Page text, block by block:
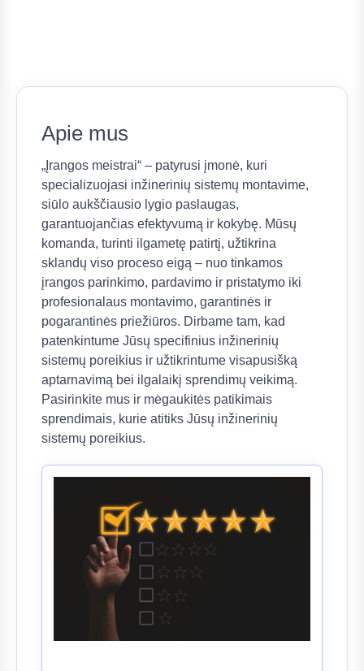
Apie mus
„Įrangos meistrai“ – patyrusi įmonė, kuri
specializuojasi inžinerinių sistemų montavime,
siūlo aukščiausio lygio paslaugas,
garantuojančias efektyvumą ir kokybę. Mūsų
komanda, turinti ilgametę patirtį, užtikrina
sklandų viso proceso eigą – nuo tinkamos
įrangos parinkimo, pardavimo ir pristatymo iki
profesionalaus montavimo, garantinės ir
pogarantinės priežiūros. Dirbame tam, kad
patenkintume Jūsų specifinius inžinerinių
sistemų poreikius ir užtikrintume visapusišką
aptarnavimą bei ilgalaikį sprendimų veikimą.
Pasirinkite mus ir mėgaukitės patikimais
sprendimais, kurie atitiks Jūsų inžinerinių
sistemų poreikius.